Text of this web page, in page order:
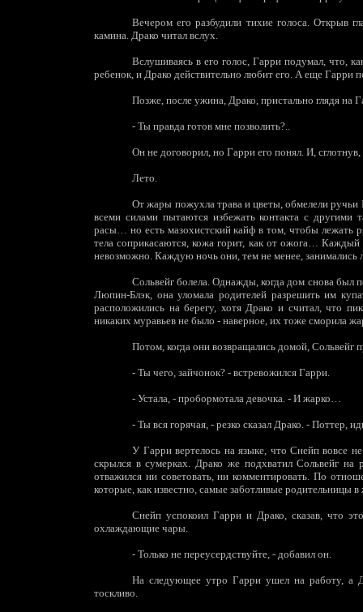
Вечером его разбудили тихие голоса. Открыв
камина. Драко читал вслух.
Вслушиваясь в его голос, Гарри подумал, что,
ребенок, и Драко действительно любит его. А еще Гарри
Позже, после ужина, Драко, пристально глядя на
- Ты правда готов мне позволить?..
Он не договорил, но Гарри его понял. И,
Лето.
От жары пожухла трава и цветы, обмелели
всеми силами пытаются избежать контакта с другими
расы… но есть мазохистский кайф в том, чтобы лежать
тела соприкасаются, кожа горит, как от ожога…
невозможно. Каждую ночь они, тем не менее, занимались
Сольвейг болела. Однажды, когда дом снова был
Люпин-Блэк, она уломала родителей разрешить им
расположились на берегу, хотя Драко и считал, что
никаких муравьев не было - наверное, их тоже сморила
Потом, когда они возвращались домой, Сольвейг
- Ты чего, зайчонок? - встревожился Гарри.
- Устала, - пробормотала девочка. - И жарко…
- Ты вся горячая, - резко сказал Драко. - Поттер,
У Гарри вертелось на языке, что Снейп вовсе
скрылся в сумерках. Драко же подхватил Сольвейг
отважился ни советовать, ни комментировать. По
которые, как известно, самые заботливые родительницы
Снейп успокоил Гарри и Драко, сказав, что
охлаждающие чары.
- Только не переусердствуйте, - добавил он.
На следующее утро Гарри ушел на работу, а
тоскливо.